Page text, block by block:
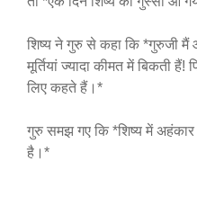
शिष्य ने गुरु से कहा कि *गुरुजी मैं
मूर्तियां ज्यादा कीमत में बिकती
लिए कहते हैं।*
गुरु समझ गए कि *शिष्य में अहंकार
है।*